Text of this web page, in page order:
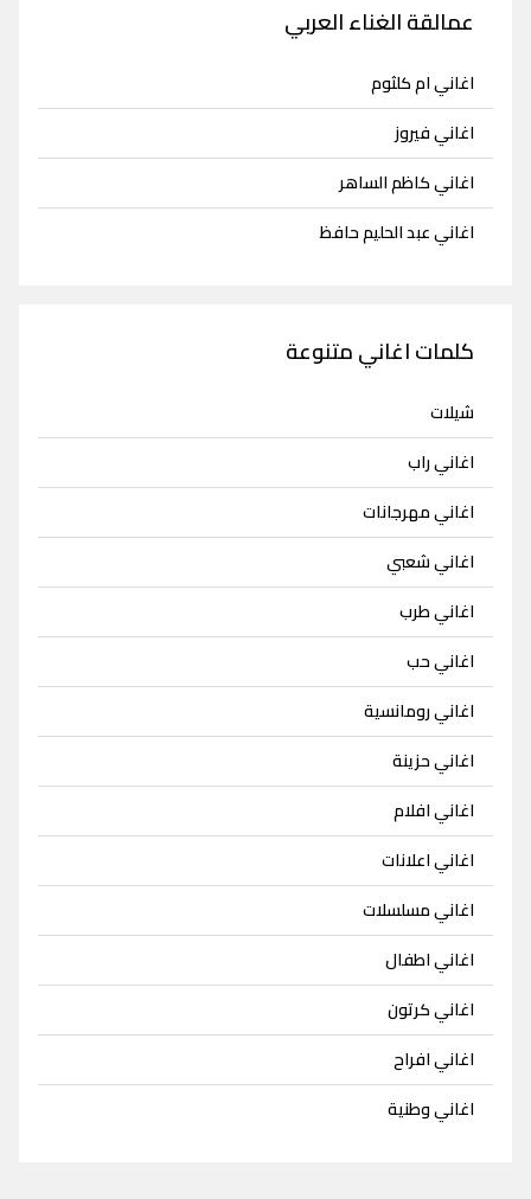
عمالقة الغناء العربي
اغاني ام كلثوم
اغاني فيروز
اغاني كاظم الساهر
اغاني عبد الحليم حافظ
كلمات اغاني متنوعة
شيلات
اغاني راب
اغاني مهرجانات
اغاني شعبي
اغاني طرب
اغاني حب
اغاني رومانسية
اغاني حزينة
اغاني افلام
اغاني اعلانات
اغاني مسلسلات
اغاني اطفال
اغاني كرتون
اغاني افراح
اغاني وطنية